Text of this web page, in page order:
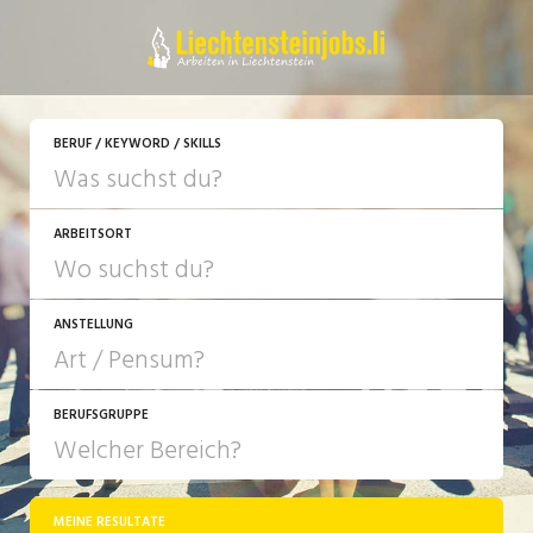
BERUF / KEYWORD / SKILLS
ARBEITSORT
ANSTELLUNG
JOB-TYP
Festanstellung
BERUFSGRUPPE
MEINE RESULTATE
JETZT BEWERBEN